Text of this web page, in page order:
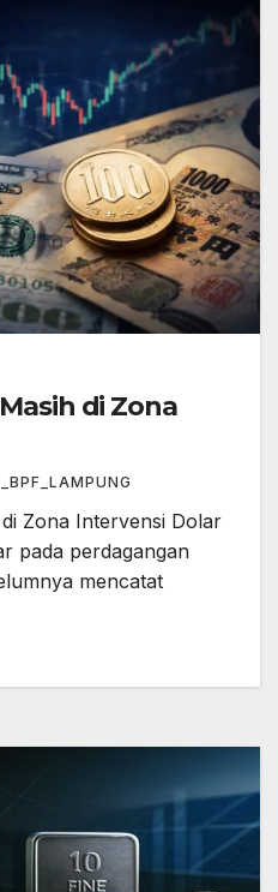
di Zona
Zona Intervensi Dolar
pada perdagangan
mencatat